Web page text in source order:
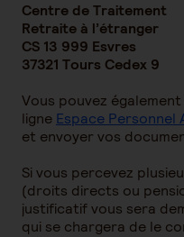
Centre de Traitement
Retraite à l’étranger
CS 13 999 Esvres
37321 Tours Cedex 9
Vous pouvez
ligne Espace
et envoyer vos
Si vous percevez
(droits directs ou
justificatif vous sera
qui se chargera de le